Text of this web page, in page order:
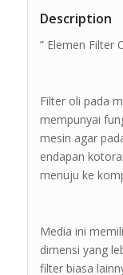
Description
” Elemen Filter
Filter oli pada
mempunyai
mesin agar
endapan
menuju ke
Media ini
dimensi yang
filter biasa